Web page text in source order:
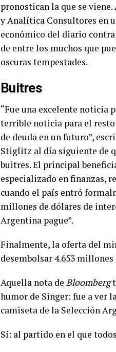
pronostican la que se
y Analítica Consultores en
económico del diario
de entre los muchos que
oscuras tempestades.
Buitres
“Fue una excelente noticia
terrible noticia para el
de deuda en un futuro”,
Stiglitz al día siguiente de
buitres. El principal
especializado en finanzas,
cuando el país entró
millones de dólares de
Argentina pague”.
Finalmente, la oferta del
desembolsar 4.653
Aquella nota de Bloomberg
humor de Singer: fue a ver
camiseta de la Selección
Sí: al partido en el que